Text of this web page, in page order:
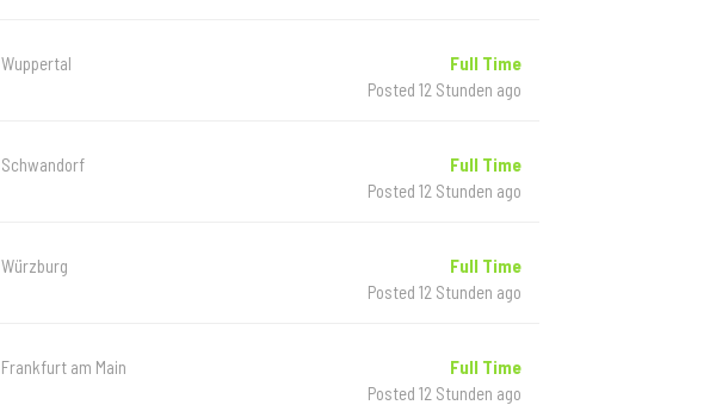
Wuppertal
Full Time
Posted 12 Stunden ago
Schwandorf
Full Time
Posted 12 Stunden ago
Würzburg
Full Time
Posted 12 Stunden ago
Frankfurt am Main
Full Time
Posted 12 Stunden ago